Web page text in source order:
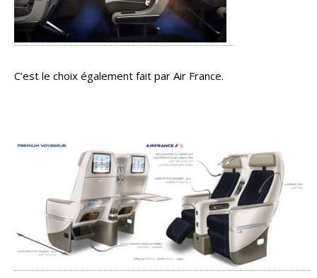
C’est le choix également fait par Air France.